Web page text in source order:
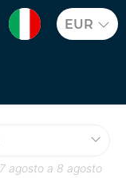
EUR
7 agosto a 8 agosto